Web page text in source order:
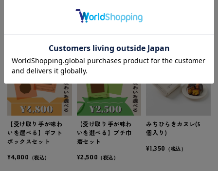
Related Products
【受け取り手が味わ
いを選べる】ギフト
ボックスセット
¥4,800 （税込）
【受け取り手が味わ
いを選べる】プチ巾
着セット
¥2,500 （税込）
みちひらきカヌレ(5
個入り)
¥1,350 （税込）